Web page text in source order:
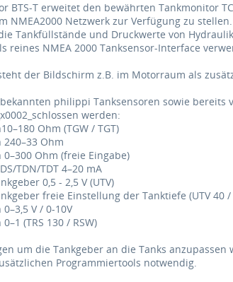
BTS-T erweitet den bewährten Tankmonitor
NMEA2000 Netzwerk zur Verfügung zu stellen.
Tankfüllstände und Druckwerte von
reines NMEA 2000 Tanksensor-Interface
der Bildschirm z.B. im Motorraum als
philippi Tanksensoren sowie
werden:
Ohm (TGW / TGT)
Ohm
Ohm (freie Eingabe)
TDN/TDT 4–20 mA
0,5 - 2,5 V (UTV)
freie Einstellung der Tanktiefe (UTV 40 /
V / 0-10V
(TRS 130 / RSW)
um die Tankgeber an die Tanks
Programmiertools notwendig.